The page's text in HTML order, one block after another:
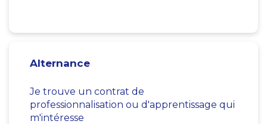
Alternance
Je trouve un contrat de
professionnalisation ou d'apprentissage qui
m'intéresse